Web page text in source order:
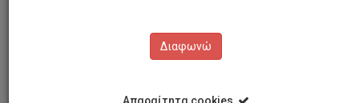
Χαρίτων Χρίστου
Διαφωνώ